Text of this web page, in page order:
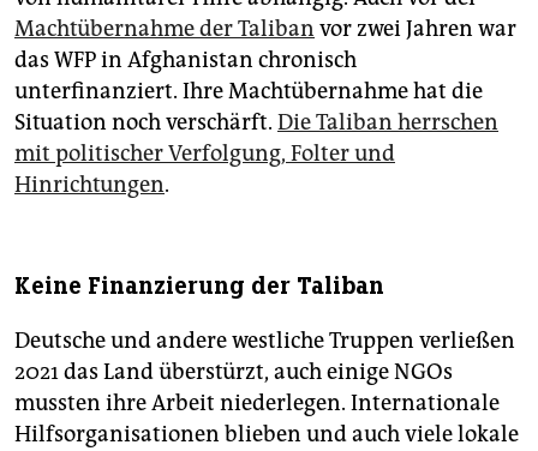
Machtübernahme der Taliban vor zwei Jahren war
das WFP in Afghanistan chronisch
unterfinanziert. Ihre Machtübernahme hat die
Situation noch verschärft. Die Taliban herrschen
mit politischer Verfolgung, Folter und
Hinrichtungen.
Keine Finanzierung der Taliban
Deutsche und andere westliche Truppen verließen
2021 das Land überstürzt, auch einige NGOs
mussten ihre Arbeit niederlegen. Internationale
Hilfsorganisationen blieben und auch viele lokale